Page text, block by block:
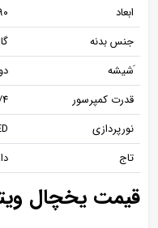
ابعاد
۹۰ * ۹۰ *
جنس بدنه
َشیشه
قدرت کمپرسور
4
نورپردازی
تاج
قیمت یخچال